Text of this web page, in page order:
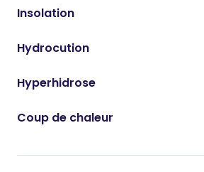
Insolation
Hydrocution
Hyperhidrose
Coup de chaleur